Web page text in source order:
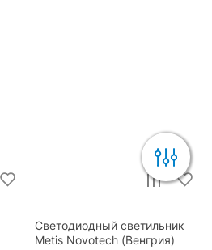
Светодиодный светильник
Metis Novotech (Венгрия)